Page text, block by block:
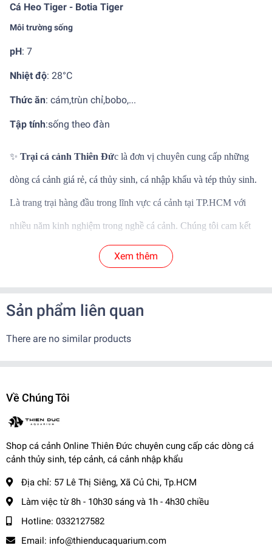
Cá Heo Tiger - Botia Tiger
Môi trường sống
pH: 7
Nhiệt độ: 28°C
Thức ăn: cám,trùn chỉ,bobo,...
Tập tính:sống theo đàn
✨ Trại cá cảnh Thiên Đức là đơn vị chuyên cung cấp những
dòng cá cảnh giá rẻ, cá thủy sinh, cá nhập khẩu và tép thủy sinh.
Là trang trại hàng đầu trong lĩnh vực cá cảnh tại TP.HCM với
nhiều năm kinh nghiệm trong nghề cá cảnh. Chúng tôi cam kết
mang đến những dòng cá cảnh thủy sinh chất lượng và mới lại
hàng
✨Cá nuôi dưỡng và sinh sản tại trại, đảm bảo khỏe mạnh
✨Cá nhập khẩu rõ nguồn gốc, màu sắc vượt trội, không bệnh tật
✨Ngoài ra khi mua hàng, trại còn BẢO HÀNH CÁ SỐNG đến
✨Khi nhận hàng vui lòng quay video kiểm tra thùng cá để shop
-------------------------------------
📌
Vận Chuyển:
Kể từ khi đơn hàng đã bàn giao cho đơn vị vận chuyển.
- Nội thành: + Hỏa Tốc: 1-2 tiếng ( Tính theo phí grab )
- Tỉnh Miền Nam và Miền Trung: + 2 - 3 ngày
- Tỉnh Miền Bắc: + 2 - 3 ngày
-------------------------------------
Xem thêm
Sản phẩm liên quan
There are no similar products
Về Chúng Tôi
Shop cá cảnh Online Thiên Đức chuyên cung cấp các dòng cá
cảnh thủy sinh, tép cảnh, cá cảnh nhập khẩu
Địa chỉ: 57 Lê Thị Siêng, Xã Củ Chi, Tp.HCM
Làm việc từ 8h - 10h30 sáng và 1h - 4h30 chiều
Hotline: 0332127582
Email: info@thienducaquarium.com